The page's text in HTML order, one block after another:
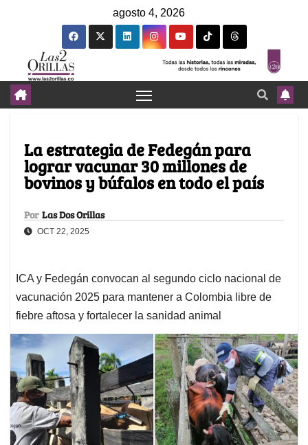
agosto 4, 2026
La estrategia de Fedegán para
lograr vacunar 30 millones de
bovinos y búfalos en todo el país
Por Las Dos Orillas
OCT 22, 2025
ICA y Fedegán convocan al segundo ciclo nacional de
vacunación 2025 para mantener a Colombia libre de
fiebre aftosa y fortalecer la sanidad animal